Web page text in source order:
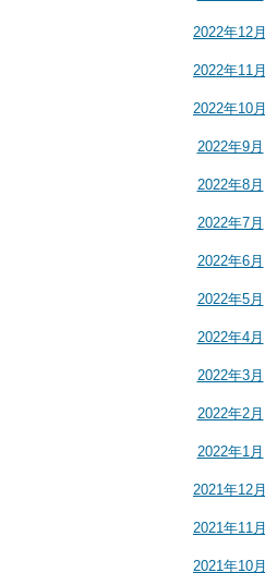
2022年12月
2022年11月
2022年10月
2022年9月
2022年8月
2022年7月
2022年6月
2022年5月
2022年4月
2022年3月
2022年2月
2022年1月
2021年12月
2021年11月
2021年10月